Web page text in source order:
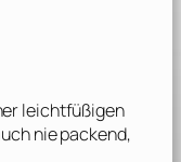
leichtfüßigen
nie packend,